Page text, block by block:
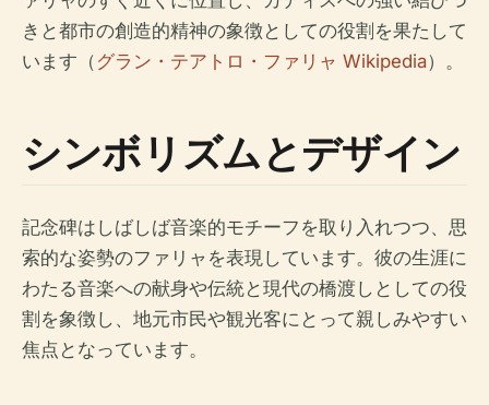
きと都市の創造的精神の象徴としての役割を果たして
います（ グラン・テアトロ・ファリャ Wikipedia）。
シンボリズムとデザイン
記念碑はしばしば音楽的モチーフを取り入れつつ、思
索的な姿勢のファリャを表現しています。彼の生涯に
わたる音楽への献身や伝統と現代の橋渡しとしての役
割を象徴し、地元市民や観光客にとって親しみやすい
焦点となっています。